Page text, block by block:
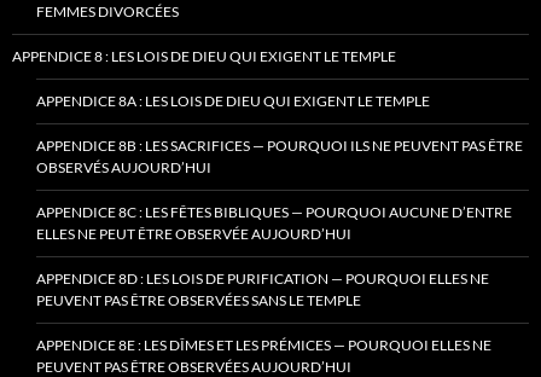
FEMMES DIVORCÉES
APPENDICE 8 : LES LOIS DE DIEU QUI EXIGENT LE TEMPLE
APPENDICE 8A : LES LOIS DE DIEU QUI EXIGENT LE TEMPLE
APPENDICE 8B : LES SACRIFICES — POURQUOI ILS NE PEUVENT PAS ÊTRE
OBSERVÉS AUJOURD’HUI
APPENDICE 8C : LES FÊTES BIBLIQUES — POURQUOI AUCUNE D’ENTRE
ELLES NE PEUT ÊTRE OBSERVÉE AUJOURD’HUI
APPENDICE 8D : LES LOIS DE PURIFICATION — POURQUOI ELLES NE
PEUVENT PAS ÊTRE OBSERVÉES SANS LE TEMPLE
APPENDICE 8E : LES DÎMES ET LES PRÉMICES — POURQUOI ELLES NE
PEUVENT PAS ÊTRE OBSERVÉES AUJOURD’HUI